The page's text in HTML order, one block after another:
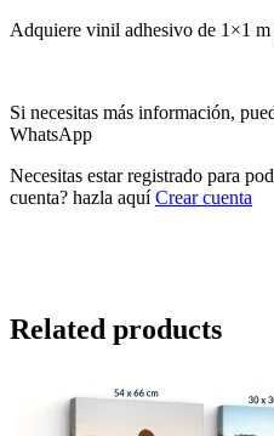
Adquiere vinil adhesivo de 1×1
Si necesitas más información,
WhatsApp
Necesitas estar registrado para
cuenta? hazla aquíCrear cuenta
Related products